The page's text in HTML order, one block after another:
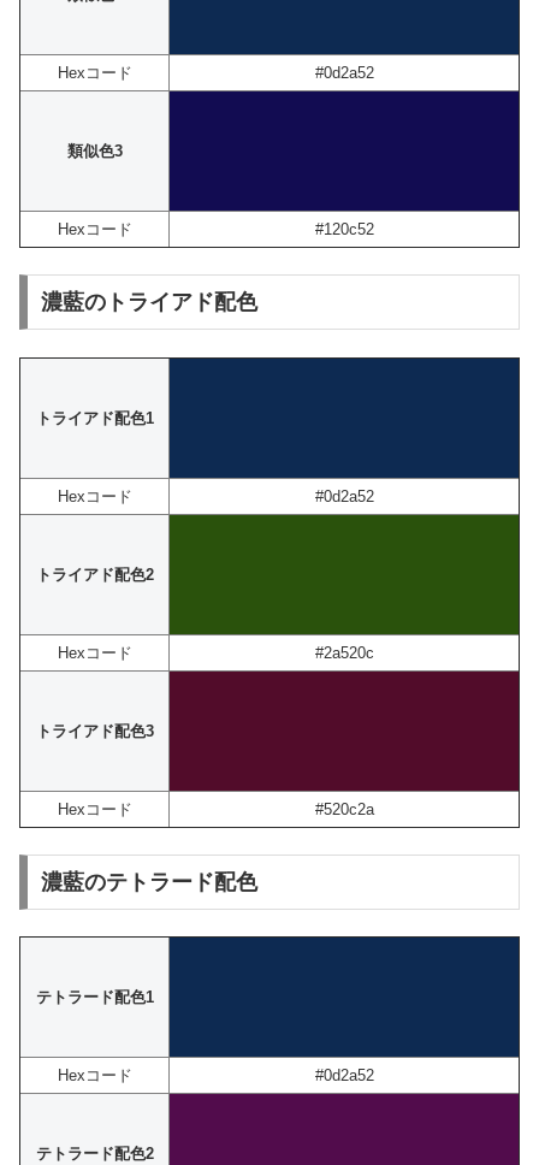
Hexコード #0d2a52
類似色3
Hexコード #120c52
濃藍のトライアド配色
トライアド配色1
Hexコード #0d2a52
トライアド配色2
Hexコード #2a520c
トライアド配色3
Hexコード #520c2a
濃藍のテトラード配色
テトラード配色1
Hexコード #0d2a52
テトラード配色2